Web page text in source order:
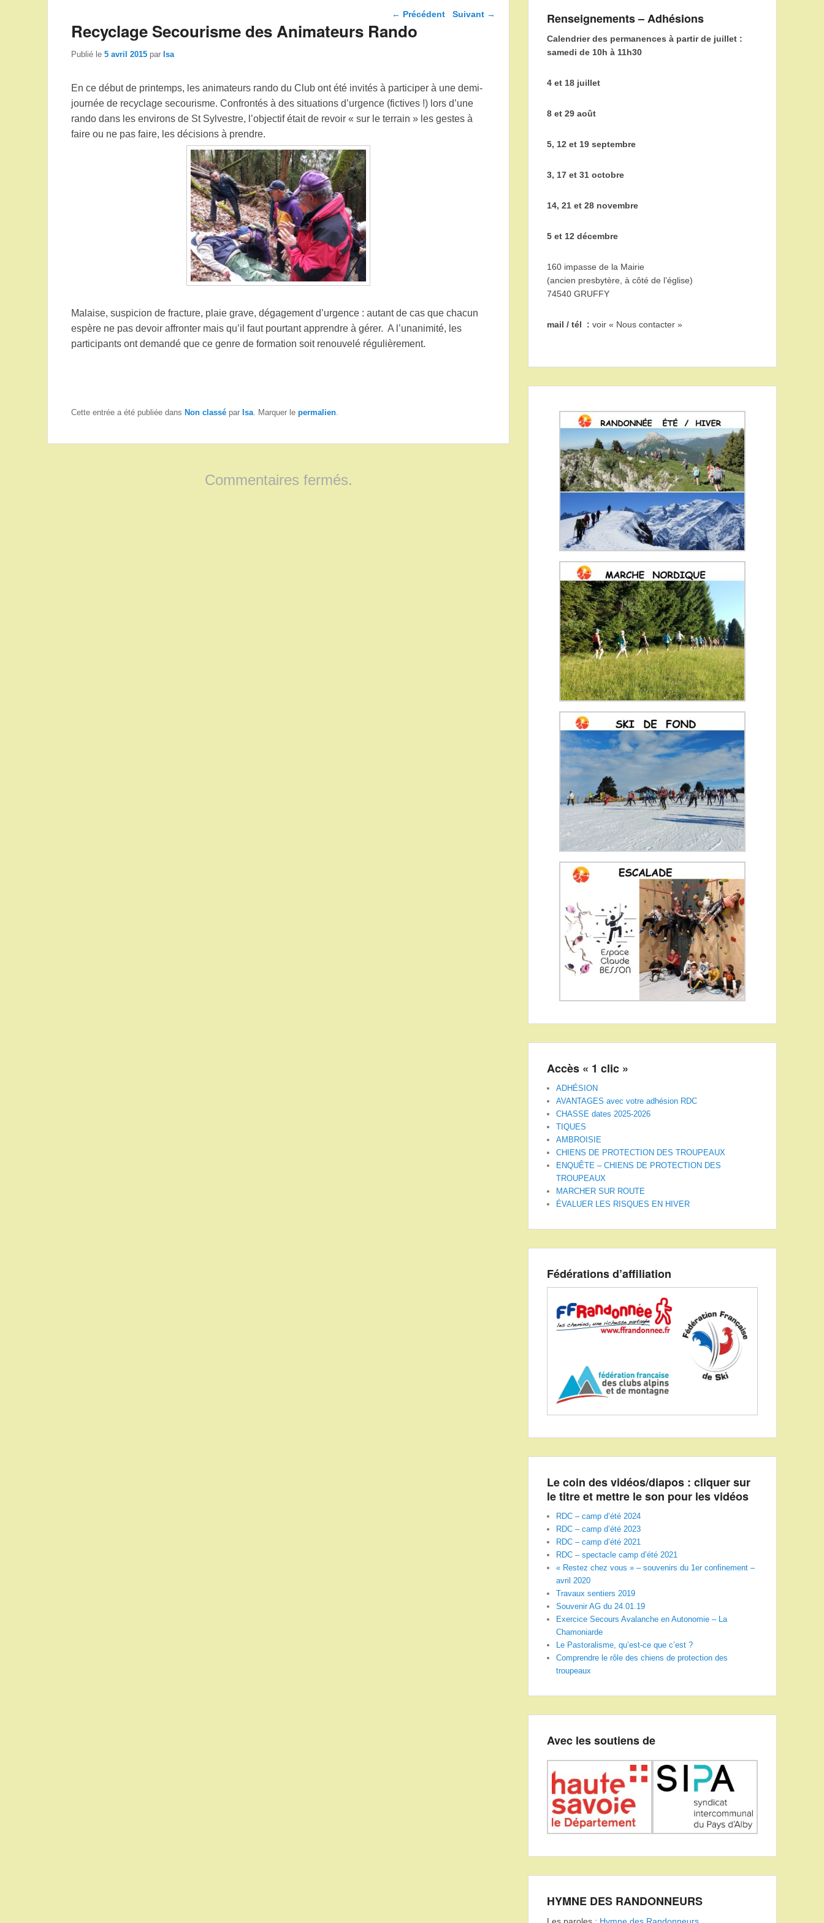
Navigation dans les
← Précédent Suivant →
Recyclage Secourisme des Animateurs Rando
Publié le 5 avril 2015 par Isa
En ce début de printemps, les animateurs rando du Club ont été invités à participer à une demi-
journée de recyclage secourisme. Confrontés à des situations d’urgence (fictives !) lors d’une
rando dans les environs de St Sylvestre, l’objectif était de revoir « sur le terrain » les gestes à
faire ou ne pas faire, les décisions à prendre.
Malaise, suspicion de fracture, plaie grave, dégagement d’urgence : autant de cas que chacun
espère ne pas devoir affronter mais qu’il faut pourtant apprendre à gérer. A l’unanimité, les
participants ont demandé que ce genre de formation soit renouvelé régulièrement.
Cette entrée a été publiée dans Non classé par Isa . Marquer le permalien
Commentaires fermés.
Renseignements – Adhésions
Calendrier des permanences à partir de juillet :
samedi de 10h à 11h30
4 et 18 juillet
8 et 29 août
5, 12 et 19 septembre
3, 17 et 31 octobre
14, 21 et 28 novembre
5 et 12 décembre
160 impasse de la Mairie
(ancien presbytère, à côté de l’église)
74540 GRUFFY
mail / tél : voir « Nous contacter »
Accès « 1 clic »
ADHÉSION
AVANTAGES avec votre adhésion RDC
CHASSE dates 2025-2026
TIQUES
AMBROISIE
CHIENS DE PROTECTION DES TROUPEAUX
ENQUÊTE – CHIENS DE PROTECTION DES
TROUPEAUX
MARCHER SUR ROUTE
ÉVALUER LES RISQUES EN HIVER
Fédérations d’affiliation
Le coin des vidéos/diapos : cliquer sur
le titre et mettre le son pour les vidéos
RDC – camp d’été 2024
RDC – camp d’été 2023
RDC – camp d’été 2021
RDC – spectacle camp d’été 2021
« Restez chez vous » – souvenirs du 1er confinement –
avril 2020
Travaux sentiers 2019
Souvenir AG du 24.01.19
Exercice Secours Avalanche en Autonomie – La
Chamoniarde
Le Pastoralisme, qu’est-ce que c’est ?
Comprendre le rôle des chiens de protection des
troupeaux
Avec les soutiens de
HYMNE DES RANDONNEURS